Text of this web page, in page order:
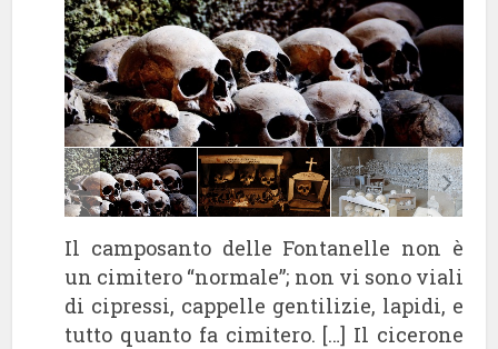
Il camposanto delle Fontanelle non è
un cimitero “normale”; non vi sono viali
di cipressi, cappelle gentilizie, lapidi, e
tutto quanto fa cimitero. […] Il cicerone